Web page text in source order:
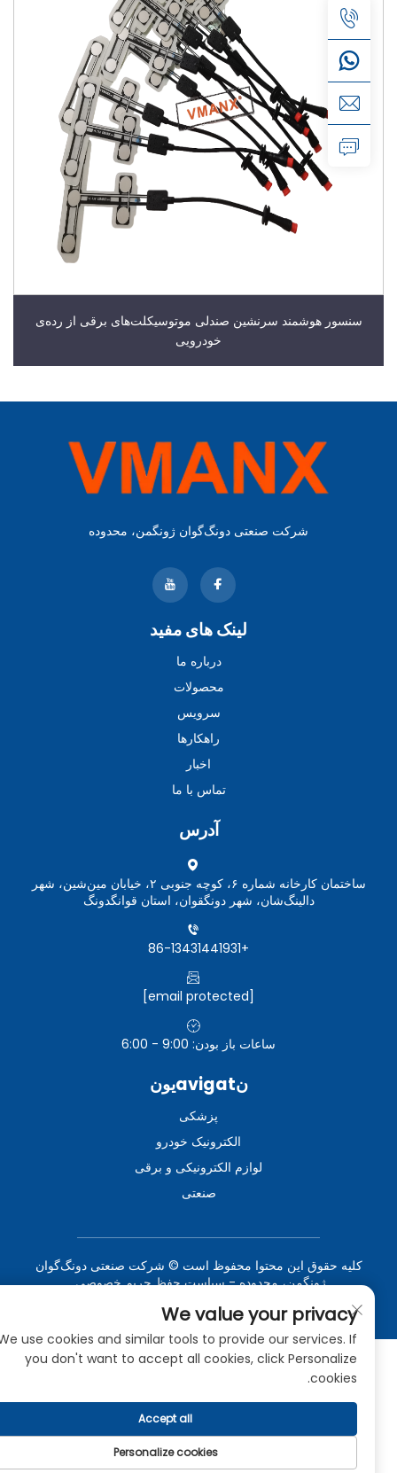
سنسور هوشمند سرنشین صندلی موتوسیکلت‌های برقی از رده‌ی
خودرویی
شرکت صنعتی دونگ‌گوان ژونگمن، محدوده
لینک های مفید
درباره ما
محصولات
سرویس
راهکارها
اخبار
تماس با ما
آدرس
ساختمان کارخانه شماره ۶، کوچه جنوبی ۲، خیابان مین‌شین، شهر
دالینگ‌شان، شهر دونگقوان، استان قوانگدونگ
ساعات باز بودن: 9:00 - 6:00
پزشکی
الکترونیک خودرو
لوازم الکترونیکی و برقی
صنعتی
کلیه حقوق این محتوا محفوظ است © شرکت صنعتی دونگ‌گوان
ژونگمن، محدوده -سیاست حفظ حریم خصوصی
وبلاگ
We value your privacy
We use cookies and similar tools to provide our services. If
you don't want to accept all cookies, click Personalize
cookies.
Personalize cookies
Accept all